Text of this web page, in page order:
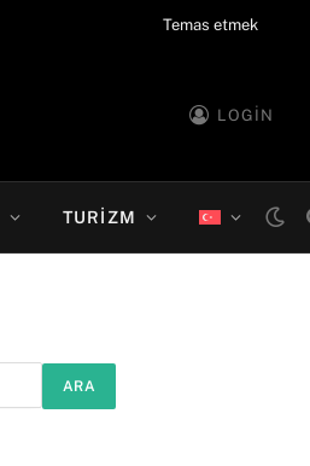
Temas etmek
LOGIN
TURIZM
ARA